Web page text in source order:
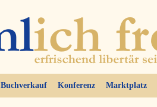
Buchverkauf Konferenz Marktplatz